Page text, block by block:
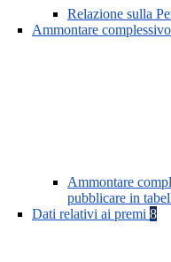
Relazione sulla
Ammontare
Ammontare
pubblicare in
Dati relativi ai premi 8